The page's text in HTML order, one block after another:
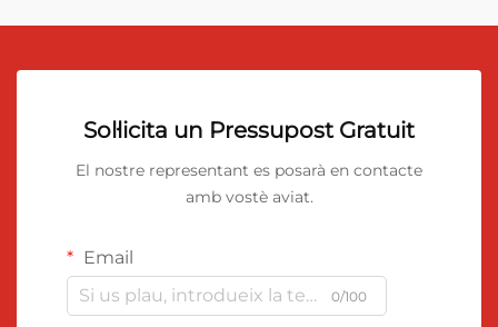
Sol·licita un Pressupost Gratuit
El nostre representant es posarà en contacte
amb vostè aviat.
Email
0/100